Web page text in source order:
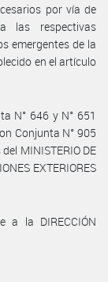
por vía de
las respectivas
emergentes de la
en el artículo
N° 646 y N° 651
Conjunta N° 905
MINISTERIO DE
EXTERIORES
a la DIRECCIÓN